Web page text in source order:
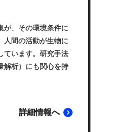
が、その環境条件に
人間の活動が生物に
ています。研究手法
解析）にも関心を持
詳細情報へ